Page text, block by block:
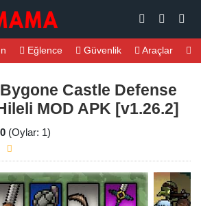
Eğlence Güvenlik Araçlar
Castle Defense
MOD APK [v1.26.2]
(Oylar: 1)